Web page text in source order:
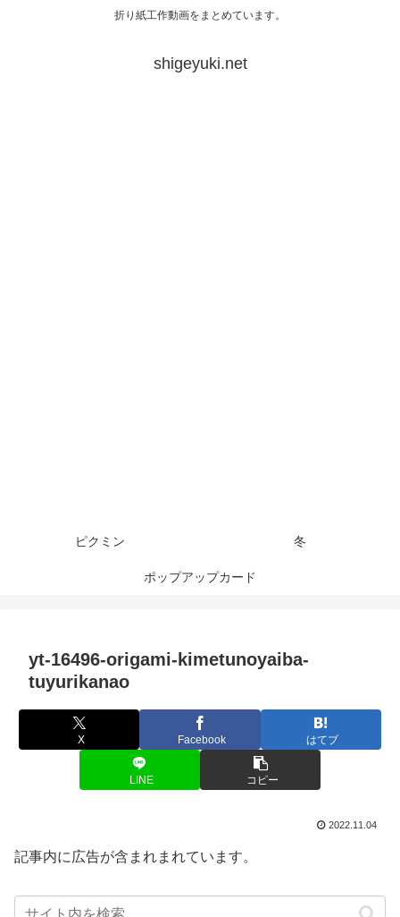
折り紙工作動画をまとめています。
shigeyuki.net
ピクミン 冬
ポップアップカード
yt-16496-origami-kimetunoyaiba-
tuyurikanao
X Facebook はてブ
LINE コピー
2022.11.04
記事内に広告が含まれまれています。